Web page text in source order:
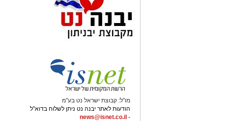
מו"ל: קבוצת ישראל נט בע"מ
הודעות לאתר יבנה נט ניתן לשלוח בדוא"ל
-
news@isnet.co.il